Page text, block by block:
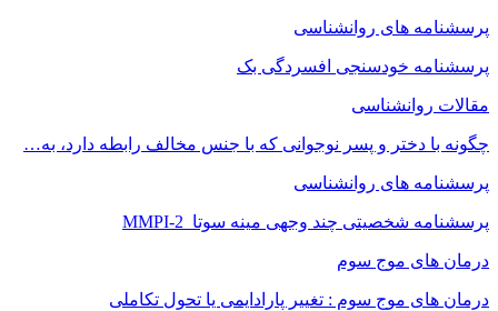
پرسشنامه های روانشناسی
پرسشنامه خودسنجی افسردگی بک
مقالات روانشناسی
چگونه با دختر و پسر نوجوانی که با جنس مخالف رابطه دارد، به…
پرسشنامه های روانشناسی
پرسشنامه شخصیتی چند وجهی مینه سوتا MMPI-2
درمان های موج سوم
درمان های موج سوم : تغییر پارادایمی یا تحول تکاملی